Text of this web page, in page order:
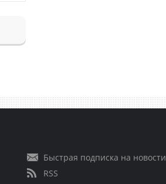
Быстрая подписка на новости
RSS